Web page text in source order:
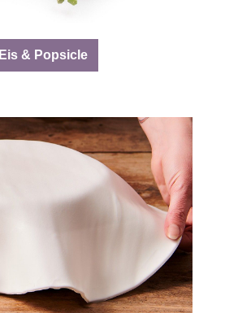
Eis & Popsicle